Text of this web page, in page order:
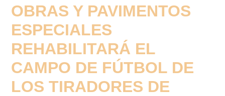
OBRAS Y PAVIMENTOS
ESPECIALES
REHABILITARÁ EL
CAMPO DE FÚTBOL DE
LOS TIRADORES DE